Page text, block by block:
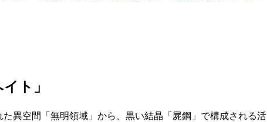
ト」
た異空間「無明領域」から、黒い結晶「屍鋼」で構成される活